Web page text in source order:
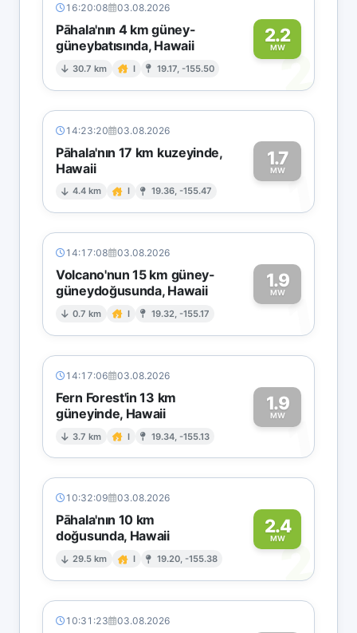
16:20:08 03.08.2026
Pāhala'nın 4 km güney-
güneybatısında, Hawaii
30.7 km I 19.17, -155.50
2.2
MW2
14:23:20 03.08.2026
Pāhala'nın 17 km kuzeyinde,
Hawaii
4.4 km I 19.36, -155.47
1.7
MW1
14:17:08 03.08.2026
Volcano'nun 15 km güney-
güneydoğusunda, Hawaii
0.7 km I 19.32, -155.17
1.9
MW1
14:17:06 03.08.2026
Fern Forest'in 13 km
güneyinde, Hawaii
3.7 km I 19.34, -155.13
1.9
MW1
10:32:09 03.08.2026
Pāhala'nın 10 km
doğusunda, Hawaii
29.5 km I 19.20, -155.38
2.4
MW2
10:31:23 03.08.2026